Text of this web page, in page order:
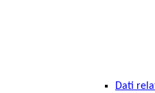
Dati